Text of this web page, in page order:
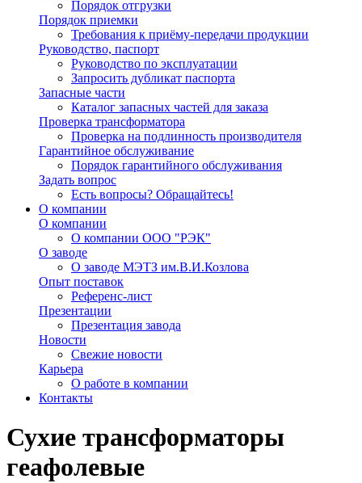
Порядок отгрузки
Порядок приемки
Требования к приёму-передачи продукции
Руководство, паспорт
Руководство по эксплуатации
Запросить дубликат паспорта
Запасные части
Каталог запасных частей для заказа
Проверка трансформатора
Проверка на подлинность производителя
Гарантийное обслуживание
Порядок гарантийного обслуживания
Задать вопрос
Есть вопросы? Обращайтесь!
О компании
О компании
О компании ООО "РЭК"
О заводе
О заводе МЭТЗ им.В.И.Козлова
Опыт поставок
Референс-лист
Презентации
Презентация завода
Новости
Свежие новости
Карьера
О работе в компании
Контакты
Сухие трансформаторы
геафолевые